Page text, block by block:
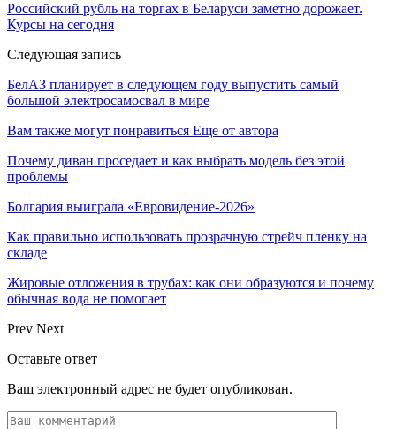
Российский рубль на торгах в Беларуси заметно дорожает.
Курсы на сегодня
Следующая запись
БелАЗ планирует в следующем году выпустить самый
большой электросамосвал в мире
Вам также могут понравиться Еще от автора
Почему диван проседает и как выбрать модель без этой
проблемы
Болгария выиграла «Евровидение-2026»
Как правильно использовать прозрачную стрейч пленку на
складе
Жировые отложения в трубах: как они образуются и почему
обычная вода не помогает
Prev Next
Оставьте ответ
Ваш электронный адрес не будет опубликован.